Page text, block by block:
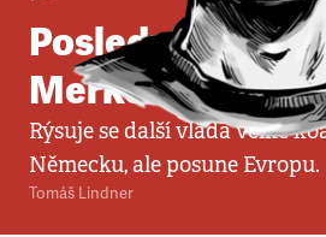
Poslední
Merkel
Rýsuje se další vláda velké
Německu, ale posune Evropu.
Tomáš Lindner